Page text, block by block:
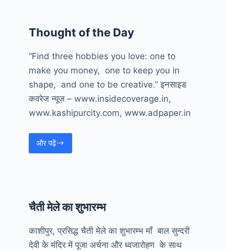
कामनाये
Thought of the Day
“Find three hobbies you love: one to
make you money, one to keep you in
shape, and one to be creative.” इनसाइड
कवरेज न्यूज़ – www.insidecoverage.in,
www.kashipurcity.com, www.adpaper.in
और पढ़ें
Thought
चैती मेले का शुभारम्भ
काशीपुर, प्रसिद्ध चैती मेले का शुभारम्भ माँ बाल सुन्दरी
देवी के मंदिर में पूजा अर्चना और ध्वजारोहण के साथ